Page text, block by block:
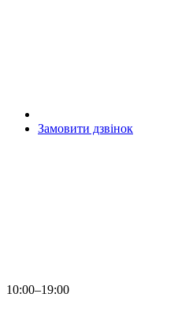
Замовити дзвінок
10:00–19:00